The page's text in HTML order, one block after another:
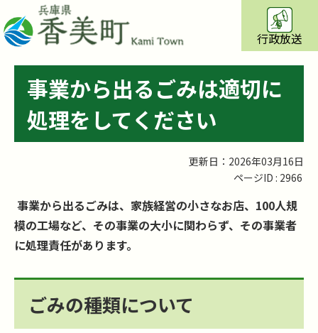
行政放送
事業から出るごみは適切に
処理をしてください
更新日：2026年03月16日
ページID : 2966
事業から出るごみは、家族経営の小さなお店、100人規
模の工場など、その事業の大小に関わらず、その事業者
に処理責任があります。
ごみの種類について